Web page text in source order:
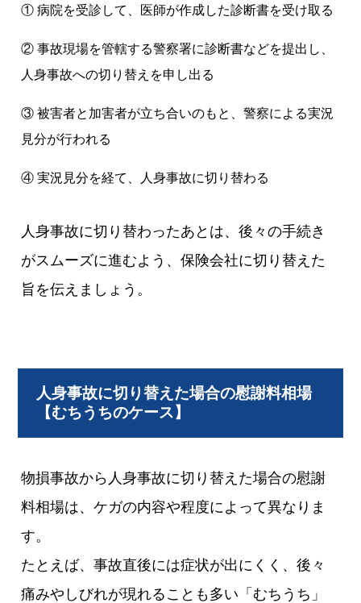
① 病院を受診して、医師が作成した診断書を受け取る
② 事故現場を管轄する警察署に診断書などを提出し、
人身事故への切り替えを申し出る
③ 被害者と加害者が立ち合いのもと、警察による実況
見分が行われる
④ 実況見分を経て、人身事故に切り替わる
人身事故に切り替わったあとは、後々の手続き
がスムーズに進むよう、保険会社に切り替えた
旨を伝えましょう。
人身事故に切り替えた場合の慰謝料相場
【むちうちのケース】
物損事故から人身事故に切り替えた場合の慰謝
料相場は、ケガの内容や程度によって異なりま
す。
たとえば、事故直後には症状が出にくく、後々
痛みやしびれが現れることも多い「むちうち」